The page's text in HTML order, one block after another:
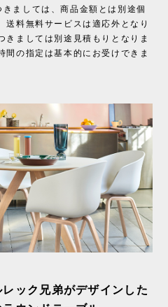
ましては、商品金額とは別途個
送料無料サービスは適応外となり
きましては別途見積もりとなりま
間の指定は基本的にお受けできま
ック兄弟がデザインした